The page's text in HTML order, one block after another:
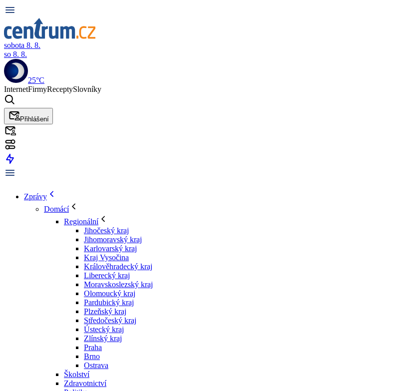
sobota 8. 8.
so 8. 8.
25°C
InternetFirmyReceptySlovníky
Přihlášení
Zprávy
Domácí
Regionální
Jihočeský kraj
Jihomoravský kraj
Karlovarský kraj
Kraj Vysočina
Králověhradecký kraj
Liberecký kraj
Moravskoslezský kraj
Olomoucký kraj
Pardubický kraj
Plzeňský kraj
Středočeský kraj
Ústecký kraj
Zlínský kraj
Praha
Brno
Ostrava
Školství
Zdravotnictví